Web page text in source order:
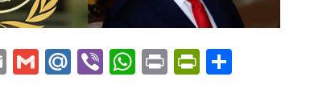
EmailGmailMail.Ru
ViberWhatsApp
Print